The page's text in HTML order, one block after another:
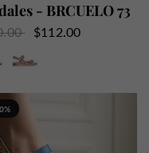
- BRCUELO 73
$112.00